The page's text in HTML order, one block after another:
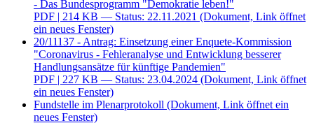
- Das Bundesprogramm "Demokratie leben!"
PDF | 214 KB — Status: 22.11.2021 (Dokument, Link öffnet
ein neues Fenster)
20/11137 - Antrag: Einsetzung einer Enquete-Kommission
"Coronavirus - Fehleranalyse und Entwicklung besserer
Handlungsansätze für künftige Pandemien"
PDF | 227 KB — Status: 23.04.2024 (Dokument, Link öffnet
ein neues Fenster)
Fundstelle im Plenarprotokoll (Dokument, Link öffnet ein
neues Fenster)